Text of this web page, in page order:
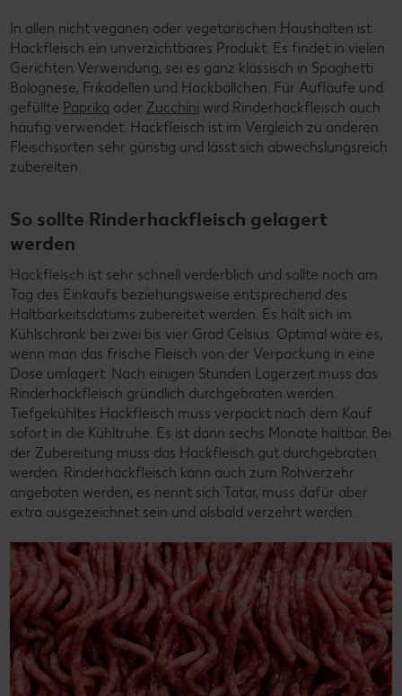
In allen nicht veganen oder vegetarischen Haushalten ist
Hackfleisch ein unverzichtbares Produkt. Es findet in vielen
Gerichten Verwendung, sei es ganz klassisch in Spaghetti
Bolognese, Frikadellen und Hackbällchen. Für Aufläufe und
gefüllte Paprika oder Zucchini wird Rinderhackfleisch auch
häufig verwendet. Hackfleisch ist im Vergleich zu anderen
Fleischsorten sehr günstig und lässt sich abwechslungsreich
zubereiten.
So sollte Rinderhackfleisch gelagert
werden
Hackfleisch ist sehr schnell verderblich und sollte noch am
Tag des Einkaufs beziehungsweise entsprechend des
Haltbarkeitsdatums zubereitet werden. Es hält sich im
Kühlschrank bei zwei bis vier Grad Celsius. Optimal wäre es,
wenn man das frische Fleisch von der Verpackung in eine
Dose umlagert. Nach einigen Stunden Lagerzeit muss das
Rinderhackfleisch gründlich durchgebraten werden.
Tiefgekühltes Hackfleisch muss verpackt nach dem Kauf
sofort in die Kühltruhe. Es ist dann sechs Monate haltbar. Bei
der Zubereitung muss das Hackfleisch gut durchgebraten
werden. Rinderhackfleisch kann auch zum Rohverzehr
angeboten werden, es nennt sich Tatar, muss dafür aber
extra ausgezeichnet sein und alsbald verzehrt werden.